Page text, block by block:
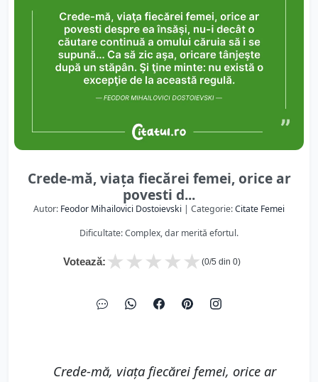
Crede-mă, viaţa fiecărei femei, orice ar
povesti d...
Autor: Feodor Mihailovici Dostoievski | Categorie:Citate Femei
Dificultate: Complex, dar merită efortul.
Votează: ★
★
★
★
★ (0/5 din 0)
Crede-mă, viaţa fiecărei femei, orice ar